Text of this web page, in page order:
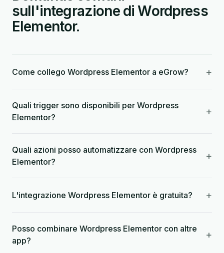
sull'integrazione di Wordpress
Elementor.
Come collego Wordpress Elementor a eGrow? +
Quali trigger sono disponibili per Wordpress
Elementor?
+
Quali azioni posso automatizzare con Wordpress
Elementor?
+
L'integrazione Wordpress Elementor è gratuita? +
Posso combinare Wordpress Elementor con altre
app?
+